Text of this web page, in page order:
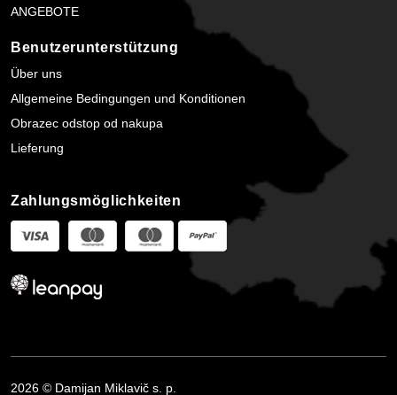
ANGEBOTE
Benutzerunterstützung
Über uns
Allgemeine Bedingungen und Konditionen
Obrazec odstop od nakupa
Lieferung
Zahlungsmöglichkeiten
2026 © Damijan Miklavič s. p.